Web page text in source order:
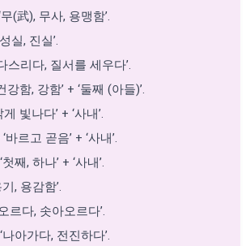
무(武), 무사, 용맹함’.
실, 진실’.
스리다, 질서를 세우다’.
강함, 강함’ + ‘둘째 (아들)’.
게 빛나다’ + ‘사내’.
바르고 곧음’ + ‘사내’.
첫째, 하나’ + ‘사내’.
기, 용감함’.
르다, 솟아오르다’.
나아가다, 전진하다’.